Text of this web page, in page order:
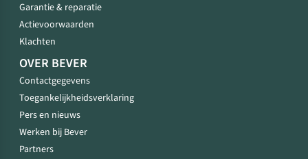
Garantie & reparatie
Actievoorwaarden
Klachten
OVER BEVER
Contactgegevens
Toegankelijkheidsverklaring
Pers en nieuws
Werken bij Bever
Partners